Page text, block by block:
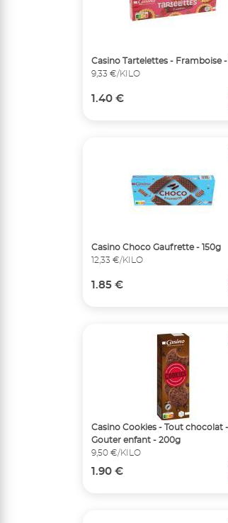
Casino Tartelettes - Framboise -
9,33 €/KILO
1.40 €
Casino Choco Gaufrette - 150g
12,33 €/KILO
1.85 €
Casino Cookies - Tout chocolat -
Gouter enfant - 200g
9,50 €/KILO
1.90 €